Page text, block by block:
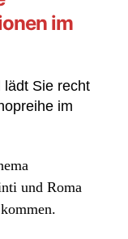
im
lädt Sie recht
im
und Roma